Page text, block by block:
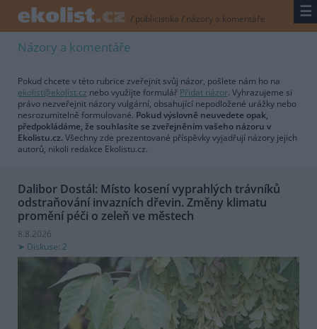
/ publicistika / názory a komentáře ☰
Názory a komentáře
Pokud chcete v této rubrice zveřejnit svůj názor, pošlete nám ho na
ekolist@ekolist.cz nebo využijte formulář Přidat názor. Vyhrazujeme si
právo nezveřejnit názory vulgární, obsahující nepodložené urážky nebo
nesrozumitelně formulované. Pokud výslovně neuvedete opak,
předpokládáme, že souhlasíte se zveřejněním vašeho názoru v
Ekolistu.cz. Všechny zde prezentované příspěvky vyjadřují názory jejich
autorů, nikoli redakce Ekolistu.cz.
Dalibor Dostál: Místo kosení vyprahlých trávníků
odstraňování invazních dřevin. Změny klimatu
promění péči o zeleň ve městech
8.8.2026
Diskuse: 2